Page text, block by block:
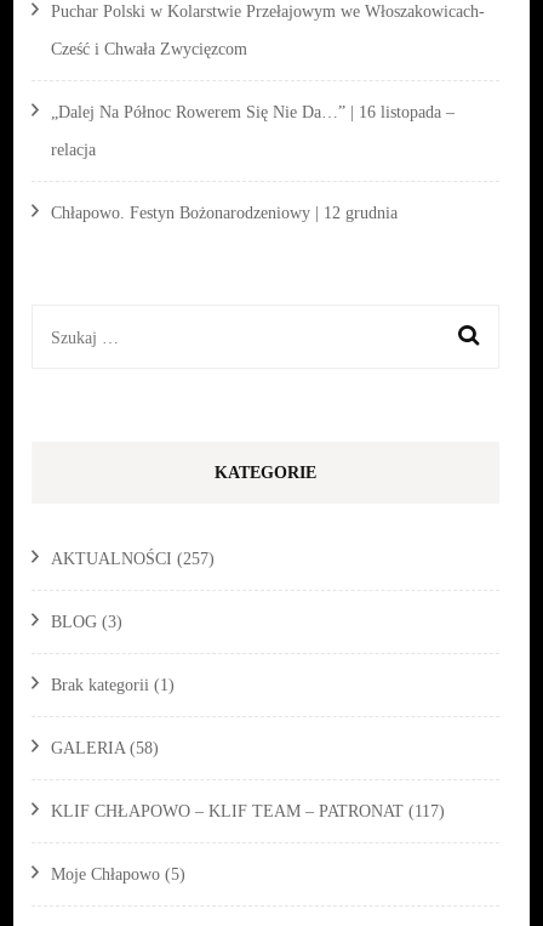
Puchar Polski w Kolarstwie Przełajowym we Włoszakowicach-
Cześć i Chwała Zwycięzcom
„Dalej Na Północ Rowerem Się Nie Da…” | 16 listopada –
relacja
Chłapowo. Festyn Bożonarodzeniowy | 12 grudnia
Szukaj:
KATEGORIE
AKTUALNOŚCI (257)
BLOG (3)
Brak kategorii (1)
GALERIA (58)
KLIF CHŁAPOWO – KLIF TEAM – PATRONAT (117)
Moje Chłapowo (5)